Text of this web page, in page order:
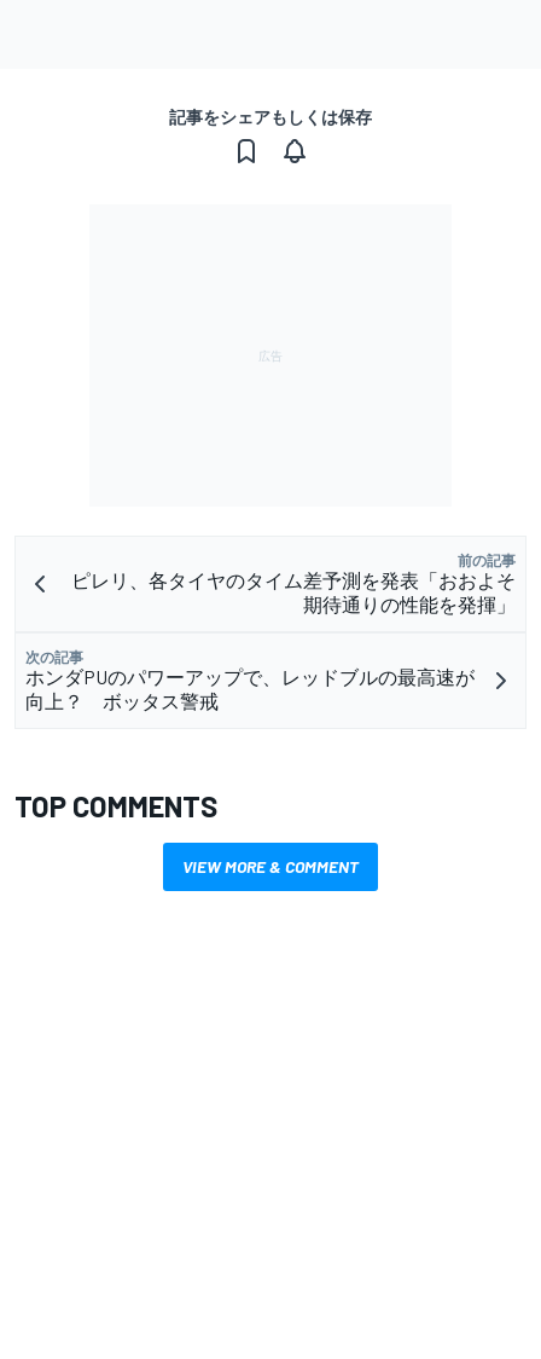
記事をシェアもしくは保存
前の記事
ピレリ、各タイヤのタイム差予測を発表「おおよそ
期待通りの性能を発揮」
次の記事
ホンダPUのパワーアップで、レッドブルの最高速が
向上？ ボッタス警戒
TOP COMMENTS
VIEW MORE & COMMENT